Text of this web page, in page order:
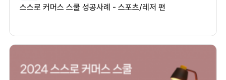
스스로 커머스 스쿨 성공사례 - 스포츠/레저 편